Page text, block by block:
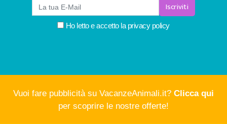
Iscriviti
Ho letto e accetto la privacy policy
Vuoi fare pubblicità su VacanzeAnimali.it? Clicca qui
per scoprire le nostre offerte!